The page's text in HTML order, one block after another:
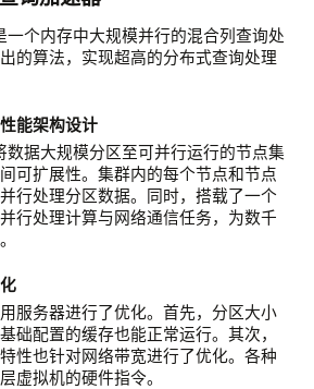
一个内存中大规模并行的混合列查询处
的算法，实现超高的分布式查询处理
能架构设计
数据大规模分区至可并行运行的节点集
可扩展性。集群内的每个节点和节点
行处理分区数据。同时，搭载了一个
行处理计算与网络通信任务，为数千
服务器进行了优化。首先，分区大小
础配置的缓存也能正常运行。其次，
性也针对网络带宽进行了优化。各种
虚拟机的硬件指令。